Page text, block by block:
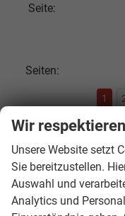
Seite:
Seiten:
1
Fahrzeugnr.
SOFORT
Audi
Wir
Unsere Website setzt
Sie bereitzustellen.
Auswahl und
Analytics und